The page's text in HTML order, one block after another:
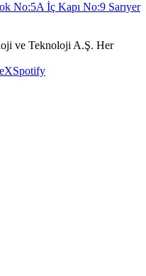
No:5A İç Kapı No:9 Sarıyer
ve Teknoloji A.Ş. Her
XSpotify